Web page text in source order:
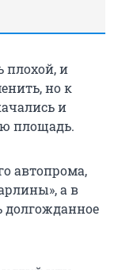
плохой, и
но к
и
площадь.
автопрома,
а в
долгожданное